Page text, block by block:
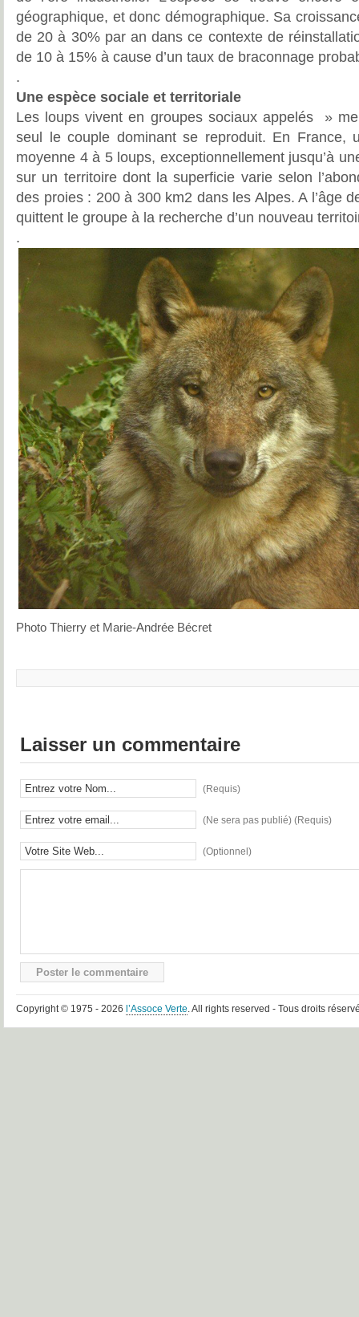
géographique, et donc démographique. Sa
de 20 à 30% par an dans ce contexte de
de 10 à 15% à cause d’un taux de braconnage
.
Une espèce sociale et territoriale
Les loups vivent en groupes sociaux appelés »
seul le couple dominant se reproduit. En France,
moyenne 4 à 5 loups, exceptionnellement jusqu’à
sur un territoire dont la superficie varie selon
des proies : 200 à 300 km2 dans les Alpes. A l’âge
quittent le groupe à la recherche d’un nouveau
.
Photo Thierry et Marie-Andrée Bécret
Laisser un commentaire
(Requis)
(Ne sera pas publié) (Requis)
(Optionnel)
Copyright © 1975 - 2026 l’Assoce Verte. All rights reserved - Tous droits